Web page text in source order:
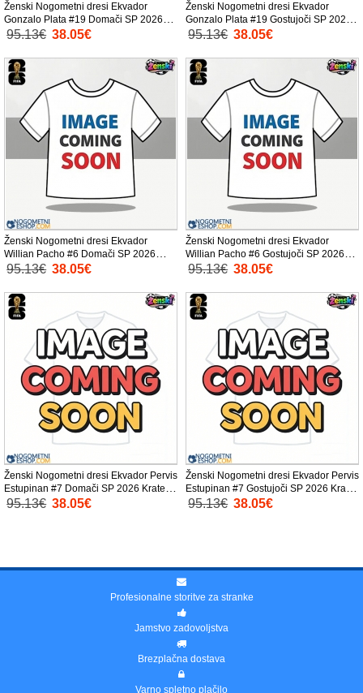
Ženski Nogometni dresi Ekvador
Gonzalo Plata #19 Domači SP 2026
Kratek Rokav
95.13€ 38.05€
Ženski Nogometni dresi Ekvador
Gonzalo Plata #19 Gostujoči SP 2026
Kratek Rokav
95.13€ 38.05€
Ženski Nogometni dresi Ekvador
Willian Pacho #6 Domači SP 2026
Kratek Rokav
95.13€ 38.05€
Ženski Nogometni dresi Ekvador
Willian Pacho #6 Gostujoči SP 2026
Kratek Rokav
95.13€ 38.05€
Ženski Nogometni dresi Ekvador Pervis
Estupinan #7 Domači SP 2026 Kratek
Rokav
95.13€ 38.05€
Ženski Nogometni dresi Ekvador Pervis
Estupinan #7 Gostujoči SP 2026 Kratek
Rokav
95.13€ 38.05€
Profesionalne storitve za stranke
Jamstvo zadovoljstva
Brezplačna dostava
Varno spletno plačilo